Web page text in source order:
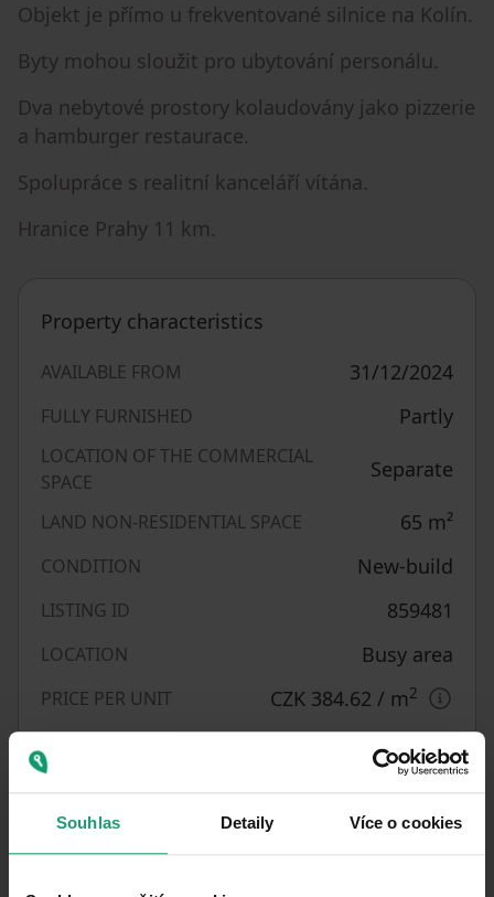
Souhlas Detaily Více o cookies
Objekt je přímo u frekventované silnice na Kolín.
Byty mohou sloužit pro ubytování personálu.
Dva nebytové prostory kolaudovány jako pizzerie
a hamburger restaurace.
Spolupráce s realitní kanceláří vítána.
Hranice Prahy 11 km.
Property characteristics
AVAILABLE FROM 31/12/2024
FULLY FURNISHED Partly
LOCATION OF THE COMMERCIAL
SPACE
Separate
LAND NON-RESIDENTIAL SPACE 65 m²
CONDITION New-build
LISTING ID 859481
LOCATION Busy area
PRICE PER UNIT CZK 384.62 / m2
What does this listing have to offer?